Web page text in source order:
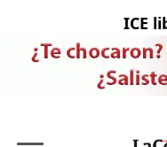
ICE